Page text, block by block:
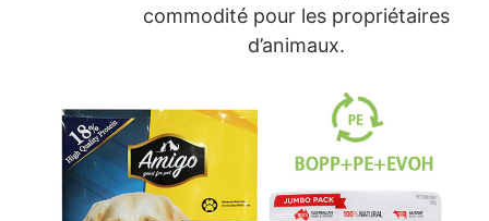
commodité pour les propriétaires
d’animaux.